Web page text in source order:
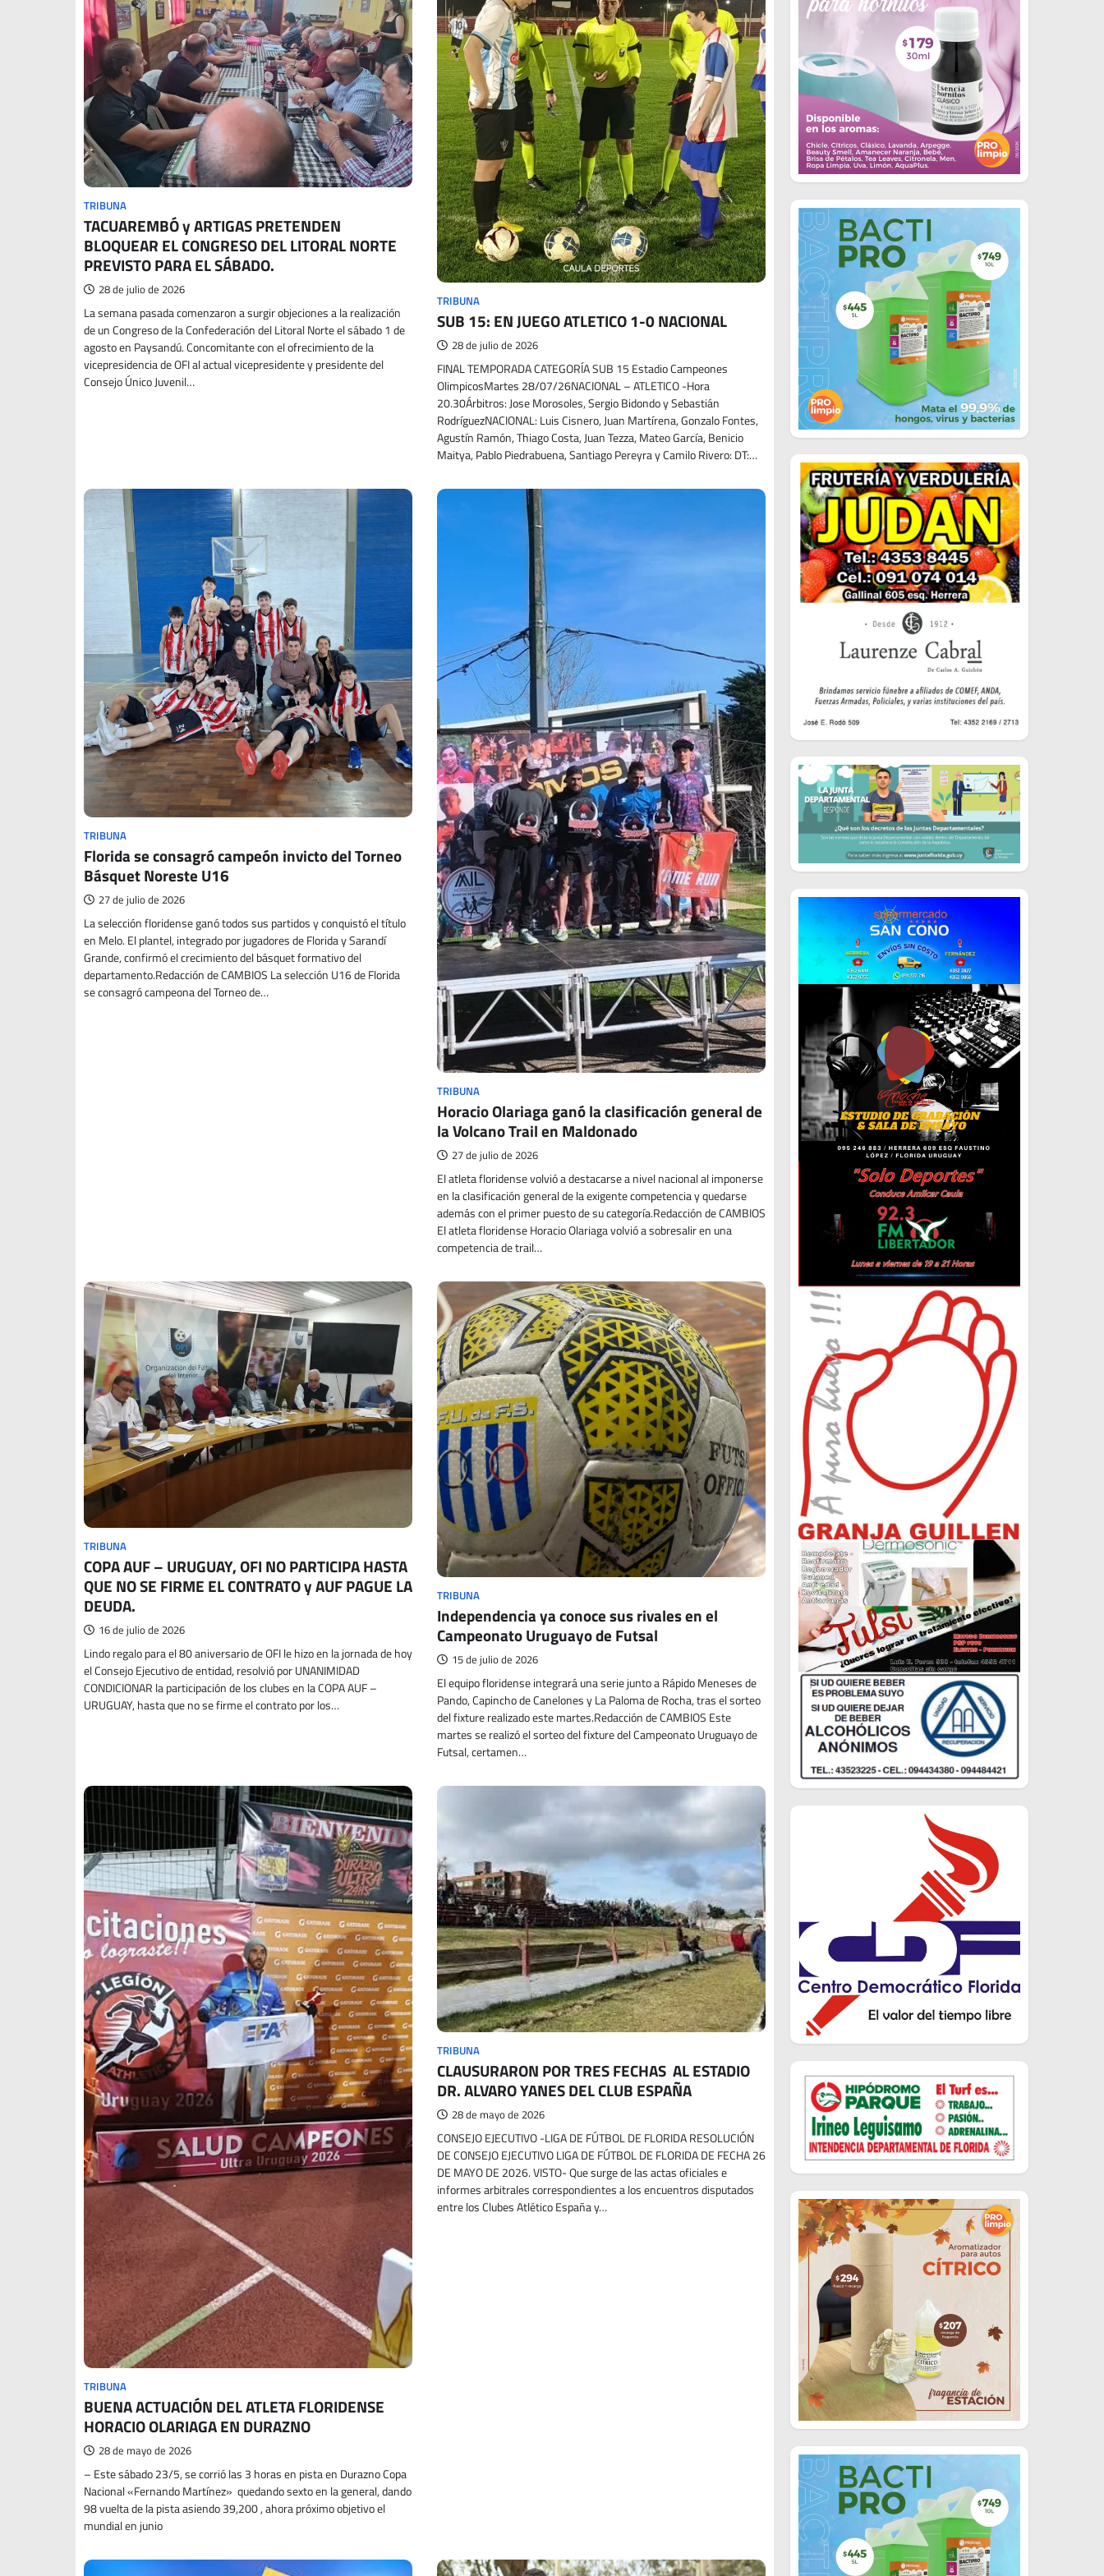
TRIBUNA
TACUAREMBÓ y ARTIGAS PRETENDEN
BLOQUEAR EL CONGRESO DEL LITORAL NORTE
PREVISTO PARA EL SÁBADO.
28 de julio de 2026
La semana pasada comenzaron a surgir objeciones a la realización
de un Congreso de la Confederación del Litoral Norte el sábado 1 de
agosto en Paysandú. Concomitante con el ofrecimiento de la
vicepresidencia de OFI al actual vicepresidente y presidente del
Consejo Único Juvenil…
TRIBUNA
SUB 15: EN JUEGO ATLETICO 1-0 NACIONAL
28 de julio de 2026
FINAL TEMPORADA CATEGORÍA SUB 15 Estadio Campeones
OlimpicosMartes 28/07/26NACIONAL – ATLETICO -Hora
20.30Árbitros: Jose Morosoles, Sergio Bidondo y Sebastián
RodríguezNACIONAL: Luis Cisnero, Juan Martírena, Gonzalo Fontes,
Agustín Ramón, Thiago Costa, Juan Tezza, Mateo García, Benicio
Maitya, Pablo Piedrabuena, Santiago Pereyra y Camilo Rivero: DT:…
TRIBUNA
Florida se consagró campeón invicto del Torneo
Básquet Noreste U16
27 de julio de 2026
La selección floridense ganó todos sus partidos y conquistó el título
en Melo. El plantel, integrado por jugadores de Florida y Sarandí
Grande, confirmó el crecimiento del básquet formativo del
departamento.Redacción de CAMBIOS La selección U16 de Florida
se consagró campeona del Torneo de…
TRIBUNA
Horacio Olariaga ganó la clasificación general de
la Volcano Trail en Maldonado
27 de julio de 2026
El atleta floridense volvió a destacarse a nivel nacional al imponerse
en la clasificación general de la exigente competencia y quedarse
además con el primer puesto de su categoría.Redacción de CAMBIOS
El atleta floridense Horacio Olariaga volvió a sobresalir en una
competencia de trail…
TRIBUNA
COPA AUF – URUGUAY, OFI NO PARTICIPA HASTA
QUE NO SE FIRME EL CONTRATO y AUF PAGUE LA
DEUDA.
16 de julio de 2026
Lindo regalo para el 80 aniversario de OFI le hizo en la jornada de hoy
el Consejo Ejecutivo de entidad, resolvió por UNANIMIDAD
CONDICIONAR la participación de los clubes en la COPA AUF –
URUGUAY, hasta que no se firme el contrato por los…
TRIBUNA
Independencia ya conoce sus rivales en el
Campeonato Uruguayo de Futsal
15 de julio de 2026
El equipo floridense integrará una serie junto a Rápido Meneses de
Pando, Capincho de Canelones y La Paloma de Rocha, tras el sorteo
del fixture realizado este martes.Redacción de CAMBIOS Este
martes se realizó el sorteo del fixture del Campeonato Uruguayo de
Futsal, certamen…
TRIBUNA
BUENA ACTUACIÓN DEL ATLETA FLORIDENSE
HORACIO OLARIAGA EN DURAZNO
28 de mayo de 2026
– Este sábado 23/5, se corrió las 3 horas en pista en Durazno Copa
Nacional «Fernando Martínez» quedando sexto en la general, dando
98 vuelta de la pista asiendo 39,200 , ahora próximo objetivo el
mundial en junio
TRIBUNA
CLAUSURARON POR TRES FECHAS AL ESTADIO
DR. ALVARO YANES DEL CLUB ESPAÑA
28 de mayo de 2026
CONSEJO EJECUTIVO -LIGA DE FÚTBOL DE FLORIDA RESOLUCIÓN
DE CONSEJO EJECUTIVO LIGA DE FÚTBOL DE FLORIDA DE FECHA 26
DE MAYO DE 2026. VISTO- Que surge de las actas oficiales e
informes arbitrales correspondientes a los encuentros disputados
entre los Clubes Atlético España y…